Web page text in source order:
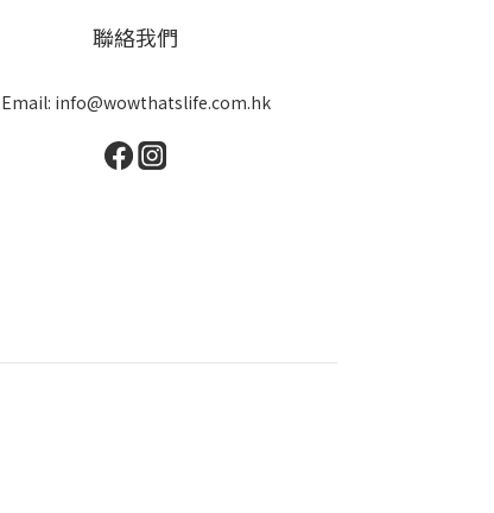
聯絡我們
Email: info@wowthatslife.com.hk